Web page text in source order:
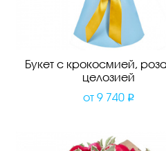
Букет с крокосмией,
целозией
от 9 740